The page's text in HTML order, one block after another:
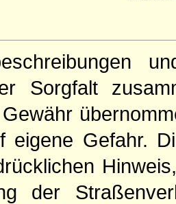
Sorgfalt
eigene Gefahr.
der